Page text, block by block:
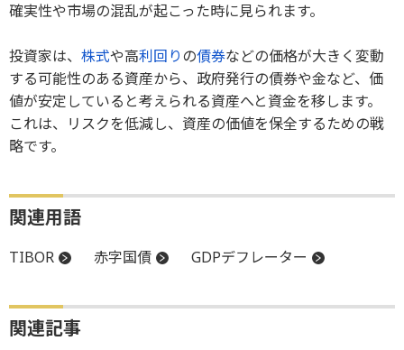
確実性や市場の混乱が起こった時に見られます。
投資家は、 株式や高利回りの債券などの価格が大きく変動
する可能性のある資産から、政府発行の債券や金など、価
値が安定していると考えられる資産へと資金を移します。
これは、リスクを低減し、資産の価値を保全するための戦
略です。
関連用語
TIBOR 赤字国債 GDPデフレーター
関連記事